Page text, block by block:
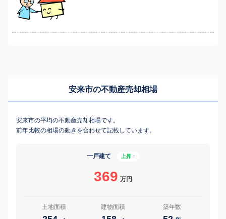
安来市の不動産売却相場
安来市の平均の不動産売却相場です。
前年比較の相場の動きを合わせて記載しています。
一戸建て 上昇 ↑
369 万円
土地面積 建物面積 築年数